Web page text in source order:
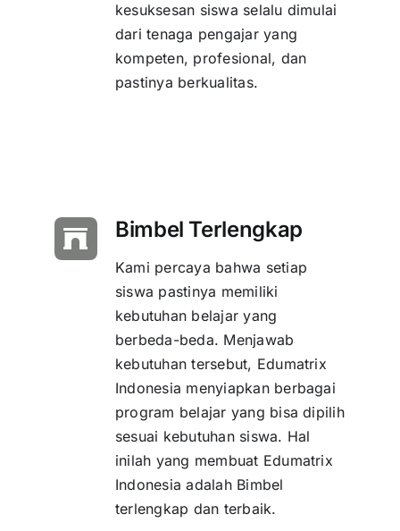
kesuksesan siswa selalu dimulai
dari tenaga pengajar yang
kompeten, profesional, dan
pastinya berkualitas.
Bimbel Terlengkap
Kami percaya bahwa setiap
siswa pastinya memiliki
kebutuhan belajar yang
berbeda-beda. Menjawab
kebutuhan tersebut, Edumatrix
Indonesia menyiapkan berbagai
program belajar yang bisa dipilih
sesuai kebutuhan siswa. Hal
inilah yang membuat Edumatrix
Indonesia adalah Bimbel
terlengkap dan terbaik.